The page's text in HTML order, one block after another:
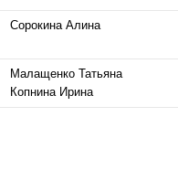
Сорокина Алина
Малащенко Татьяна
Копнина Ирина